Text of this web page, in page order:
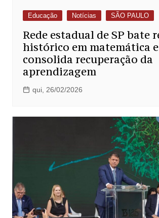
Educação Notícias SÃO PAULO
Rede estadual de SP bate
histórico em matemática e
consolida recuperação da
aprendizagem
qui, 26/02/2026